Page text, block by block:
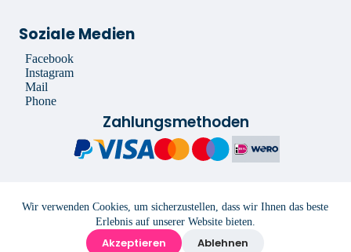
Wir verwenden Cookies, um sicherzustellen, dass wir Ihnen das beste
Erlebnis auf unserer Website bieten.
Akzeptieren Ablehnen
Soziale Medien
Facebook
Instagram
Mail
Phone
Zahlungsmethoden
Copyright 2022 Floria Blumen -Impressum -Allgemeine
Geschäftsbedingungen- Datenschutzerklärung-Haftungsausschluss
Entwickelt von